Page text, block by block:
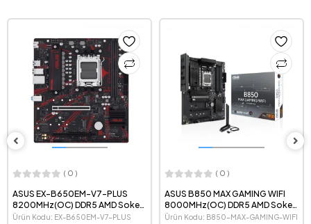
( 0 )
ASUS EX-B650EM-V7-PLUS
8200MHz(OC) DDR5 AMD Soket
AM5 mATX Anakart
Ürün Kodu: EX-B650EM-V7-PLUS
( 0 )
ASUS B850 MAX GAMING WIFI
8000MHz(OC) DDR5 AMD Soket
AM5 ATX Anakart
Ürün Kodu: B850-MAX-GAMING-WIFI